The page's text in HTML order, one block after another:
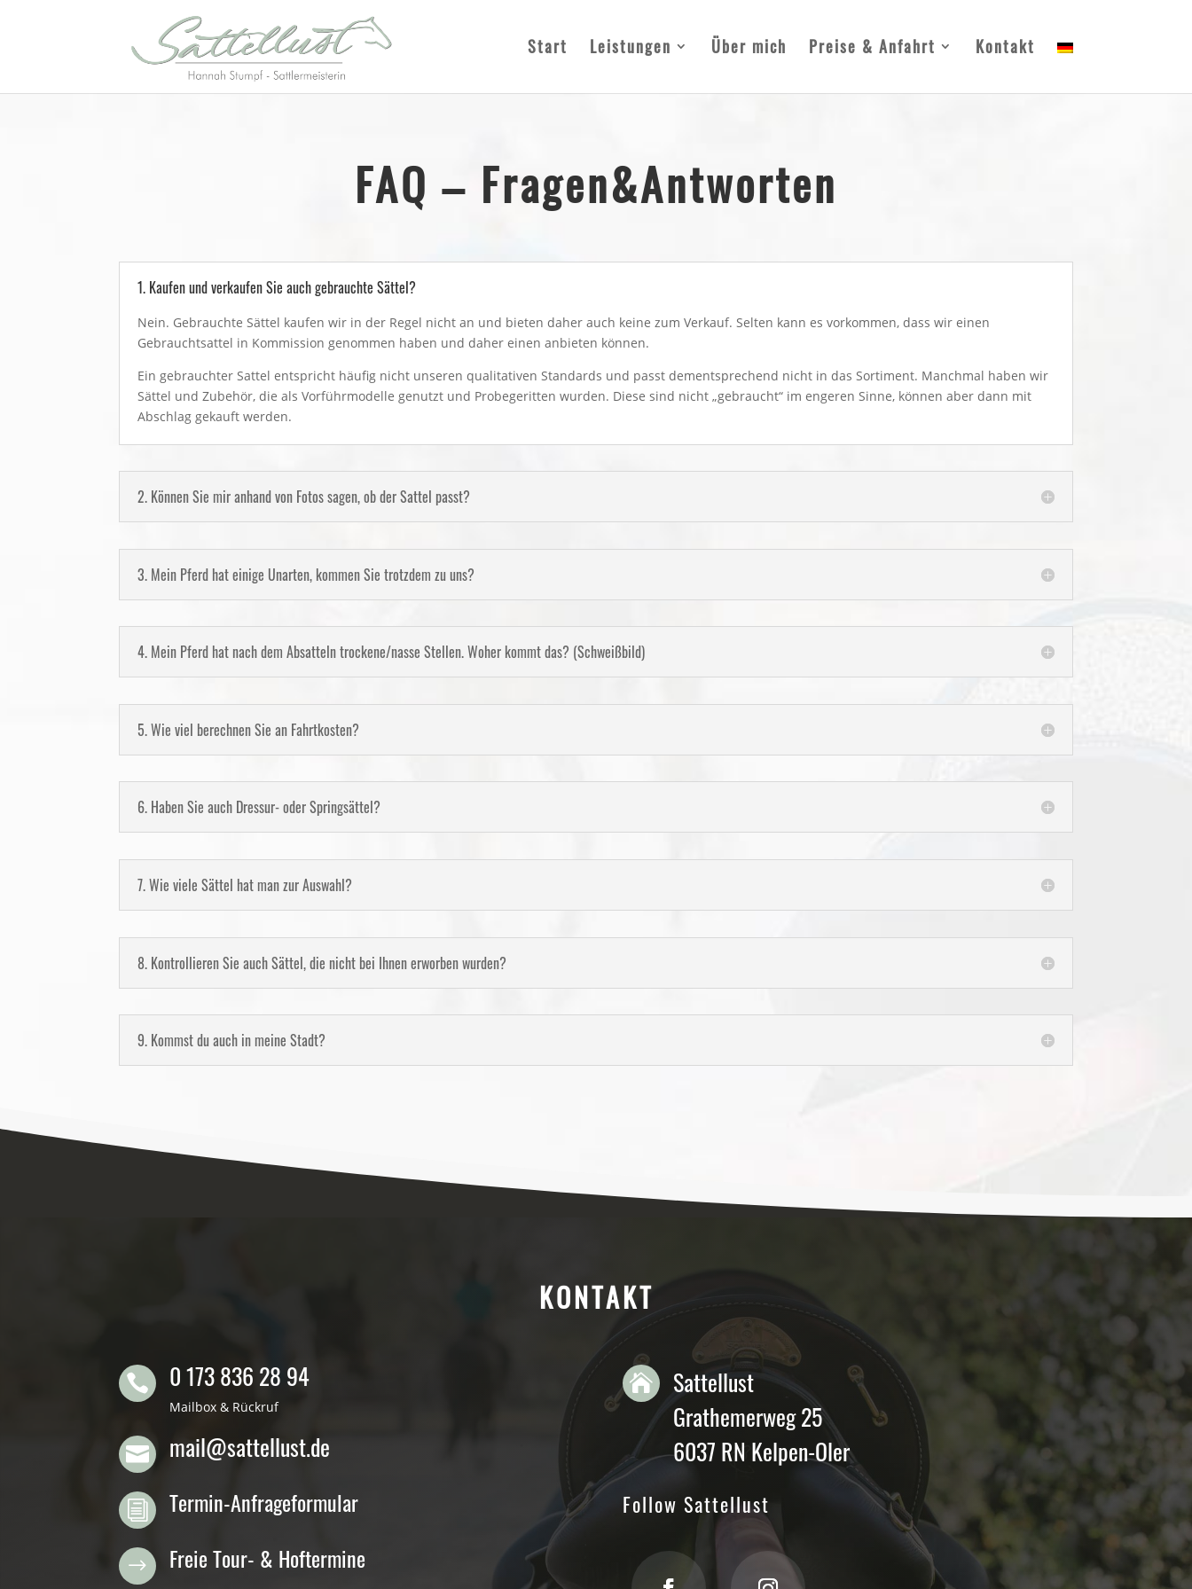
Start Leistungen Über mich Preise & Anfahrt Kontakt
FAQ – Fragen&Antworten
1. Kaufen und verkaufen Sie auch gebrauchte Sättel?
Nein. Gebrauchte Sättel kaufen wir in der Regel nicht an und bieten daher auch keine zum Verkauf. Selten kann es vorkommen, dass wir einen
Gebrauchtsattel in Kommission genommen haben und daher einen anbieten können.
Ein gebrauchter Sattel entspricht häufig nicht unseren qualitativen Standards und passt dementsprechend nicht in das Sortiment. Manchmal haben wir
Sättel und Zubehör, die als Vorführmodelle genutzt und Probegeritten wurden. Diese sind nicht „gebraucht“ im engeren Sinne, können aber dann mit
Abschlag gekauft werden.
2. Können Sie mir anhand von Fotos sagen, ob der Sattel passt?
3. Mein Pferd hat einige Unarten, kommen Sie trotzdem zu uns?
4. Mein Pferd hat nach dem Absatteln trockene/nasse Stellen. Woher kommt das? (Schweißbild)
5. Wie viel berechnen Sie an Fahrtkosten?
6. Haben Sie auch Dressur- oder Springsättel?
7. Wie viele Sättel hat man zur Auswahl?
8. Kontrollieren Sie auch Sättel, die nicht bei Ihnen erworben wurden?
9. Kommst du auch in meine Stadt?
KONTAKT
 0 173 836 28 94
Mailbox & Rückruf
 mail@sattellust.de
i Termin-Anfrageformular
$ Freie Tour- & Hoftermine

Sattellust
Grathemerweg 25
6037 RN Kelpen-Oler
Follow Sattellust